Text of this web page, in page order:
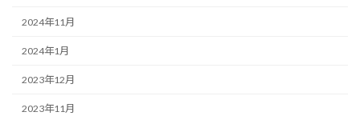
2024年11月
2024年1月
2023年12月
2023年11月